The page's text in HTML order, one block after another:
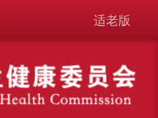
适老版